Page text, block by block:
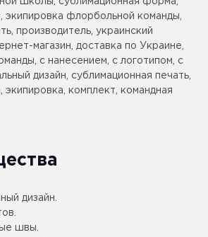
экипировка флорбольной команды,
производитель, украинский
магазин, доставка по Украине,
с нанесением, с логотипом, с
дизайн, сублимационная печать,
экипировка, комплект, командная
дизайн.
швы.